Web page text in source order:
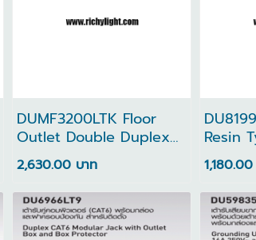
DUMF3200LTK Floor
Outlet Double Duplex
ทนทาน และสามารถประกอบ
กับอุปกรณ์ต่างๆ
2,630.00 บาท
Resin